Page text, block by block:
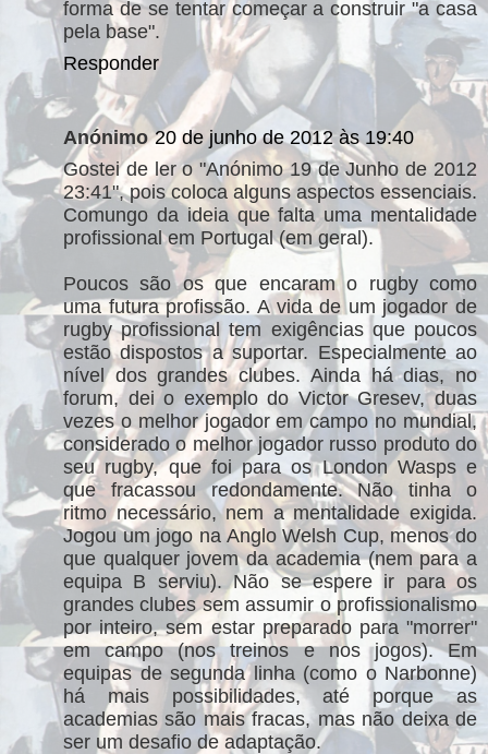
forma de se tentar começar a construir "a casa
pela base".
Responder
Anónimo 20 de junho de 2012 às 19:40
Gostei de ler o "Anónimo 19 de Junho de 2012
23:41", pois coloca alguns aspectos essenciais.
Comungo da ideia que falta uma mentalidade
profissional em Portugal (em geral).
Poucos são os que encaram o rugby como
uma futura profissão. A vida de um jogador de
rugby profissional tem exigências que poucos
estão dispostos a suportar. Especialmente ao
nível dos grandes clubes. Ainda há dias, no
forum, dei o exemplo do Victor Gresev, duas
vezes o melhor jogador em campo no mundial,
considerado o melhor jogador russo produto do
seu rugby, que foi para os London Wasps e
que fracassou redondamente. Não tinha o
ritmo necessário, nem a mentalidade exigida.
Jogou um jogo na Anglo Welsh Cup, menos do
que qualquer jovem da academia (nem para a
equipa B serviu). Não se espere ir para os
grandes clubes sem assumir o profissionalismo
por inteiro, sem estar preparado para "morrer"
em campo (nos treinos e nos jogos). Em
equipas de segunda linha (como o Narbonne)
há mais possibilidades, até porque as
academias são mais fracas, mas não deixa de
ser um desafio de adaptação.